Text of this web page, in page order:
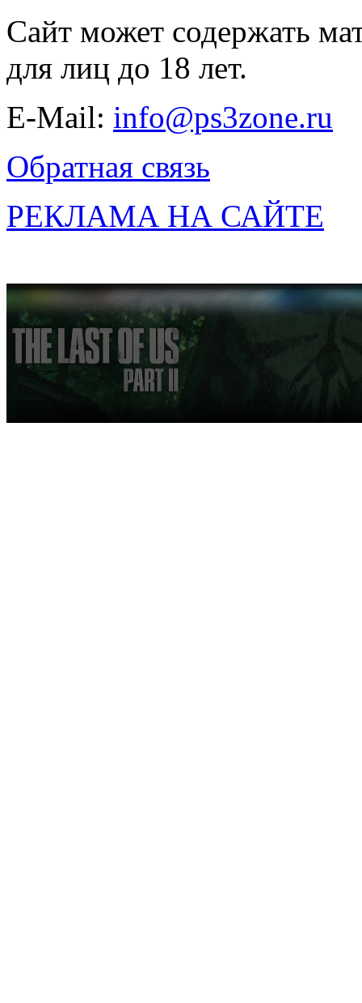
Сайт может содержать
для лиц до 18 лет.
E-Mail: info@ps3zone.ru
Обратная связь
РЕКЛАМА НА САЙТЕ